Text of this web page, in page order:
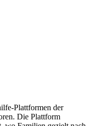
Plattformen der
Die Plattform